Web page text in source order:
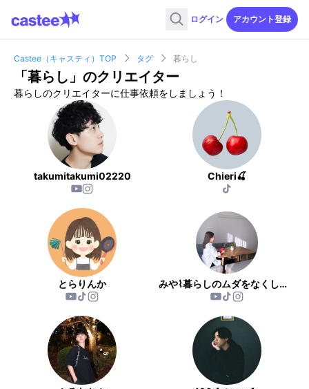
ログイン アカウント登録
Castee（キャスティ）TOP タグ 暮らし
「暮らし 」のクリエイター
暮らしのクリエイターに仕事依頼をしましょう！
takumitakumi02220 Chieri🍒
とらりんか みや⌇暮らしのムダをなくしたいママ